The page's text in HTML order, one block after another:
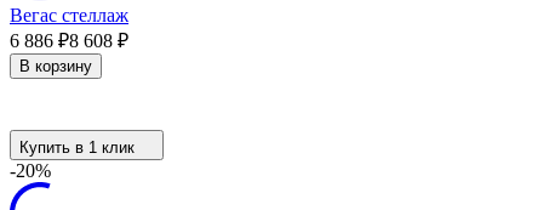
Вегас стеллаж
6 886 ₽8 608 ₽
В корзину
Купить в 1 клик
-20%